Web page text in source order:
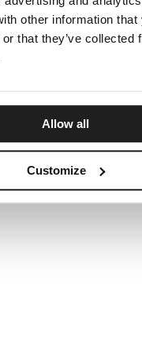
other information that
that they’ve collected
Allow all
Customize
bestätigst du, dass
gelesen hast.
GERMANY
ALLE RECHTE
GEHE NACH OBEN